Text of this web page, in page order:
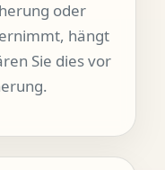
oder
hängt
Sie dies vor